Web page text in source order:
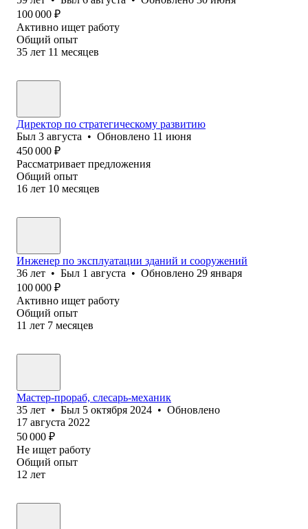
100 000 ₽
Активно ищет работу
Общий опыт
35 лет 11 месяцев
Директор по стратегическому развитию
Был 3 августа • Обновлено 11 июня
450 000 ₽
Рассматривает предложения
Общий опыт
16 лет 10 месяцев
Инженер по эксплуатации зданий и сооружений
36 лет • Был 1 августа • Обновлено 29 января
100 000 ₽
Активно ищет работу
Общий опыт
11 лет 7 месяцев
Мастер-прораб, слесарь-механик
35 лет • Был 5 октября 2024 • Обновлено
17 августа 2022
50 000 ₽
Не ищет работу
Общий опыт
12 лет